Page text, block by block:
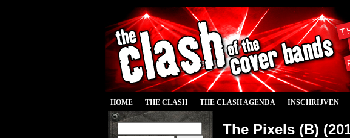
HOME THE CLASH THE CLASH AGENDA INSCHRIJVEN
The Pixels (B)